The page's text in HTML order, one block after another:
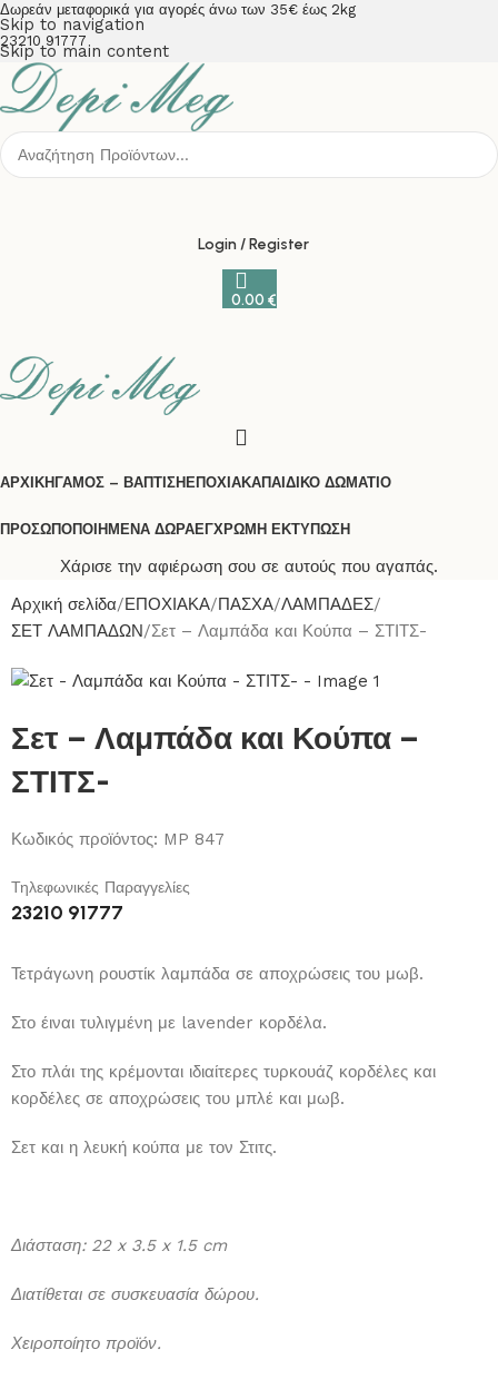
Skip to navigation
Skip to main content
Δωρεάν μεταφορικά για αγορές άνω των 35€ έως 2kg
23210 91777
Login / Register
0.00 €
ΑΡΧΙΚΗΓΑΜΟΣ – ΒΑΠΤΙΣΗΕΠΟΧΙΑΚΑΠΑΙΔΙΚΟ ΔΩΜΑΤΙΟ
ΠΡΟΣΩΠΟΠΟΙΗΜΕΝΑ ΔΩΡΑΕΓΧΡΩΜΗ ΕΚΤΥΠΩΣΗ
Χάρισε την αφιέρωση σου σε αυτούς που αγαπάς.
Αρχική σελίδα ΕΠΟΧΙΑΚΑ ΠΑΣΧΑ ΛΑΜΠΑΔΕΣ
ΣΕΤ ΛΑΜΠΑΔΩΝ Σετ – Λαμπάδα και Κούπα – ΣΤΙΤΣ-
Σετ – Λαμπάδα και Κούπα –
ΣΤΙΤΣ-
Κωδικός προϊόντος: MP 847
Τηλεφωνικές Παραγγελίες
23210 91777
Τετράγωνη ρουστίκ λαμπάδα σε αποχρώσεις του μωβ.
Στο έιναι τυλιγμένη με lavender κορδέλα.
Στο πλάι της κρέμονται ιδιαίτερες τυρκουάζ κορδέλες και
κορδέλες σε αποχρώσεις του μπλέ και μωβ.
Σετ και η λευκή κούπα με τον Στιτς.
Διάσταση: 22 x 3.5 x 1.5 cm
Διατίθεται σε συσκευασία δώρου.
Χειροποίητο προϊόν.